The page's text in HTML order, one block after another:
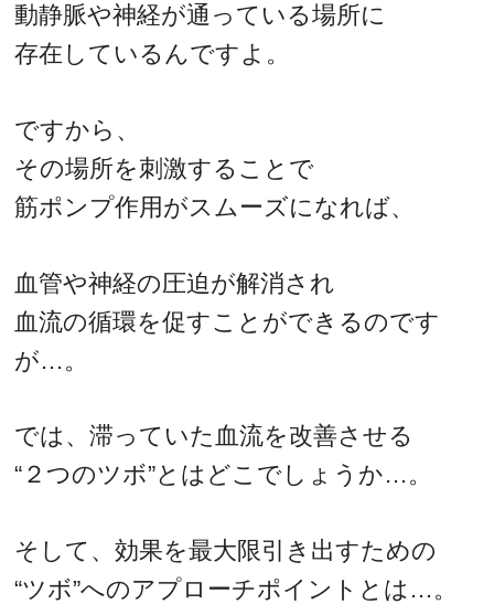
動静脈や神経が通っている場所に
存在しているんですよ。
ですから、
その場所を刺激することで
筋ポンプ作用がスムーズになれば、
血管や神経の圧迫が解消され
血流の循環を促すことができるのです
が…。
では、滞っていた血流を改善させる
“２つのツボ”とはどこでしょうか…。
そして、効果を最大限引き出すための
“ツボ”へのアプローチポイントとは…。